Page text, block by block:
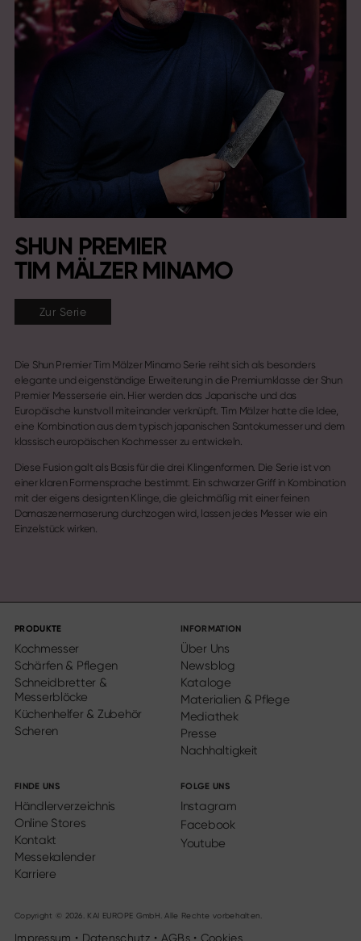
SHUN PREMIER
TIM MÄLZER MINAMO
Zur Serie
Die Shun Premier Tim Mälzer Minamo Serie reiht sich als besonders
elegante und eigenständige Erweiterung in die Premiumklasse der Shun
Premier Messerserie ein. Hier werden das Japanische und das
Europäische kunstvoll miteinander verknüpft. Tim Mälzer hatte die Idee,
eine Kombination aus dem typisch japanischen Santokumesser und dem
klassisch europäischen Kochmesser zu entwickeln.
Diese Fusion galt als Basis für die drei Klingenformen. Die Serie ist von
einer klaren Formensprache bestimmt. Ein schwarzer Griff in Kombination
mit der eigens designten Klinge, die gleichmäßig mit einer feinen
Damaszenermaserung durchzogen wird, lassen jedes Messer wie ein
Einzelstück wirken.
PRODUKTE
Kochmesser
Schärfen & Pflegen
Schneidbretter &
Messerblöcke
Küchenhelfer & Zubehör
Scheren
INFORMATION
Über Uns
Newsblog
Kataloge
Materialien & Pflege
Mediathek
Presse
Nachhaltigkeit
FINDE UNS
Händlerverzeichnis
Online Stores
Kontakt
Messekalender
Karriere
FOLGE UNS
Instagram
Facebook
Youtube
Copyright © 2026. KAI EUROPE GmbH. Alle Rechte vorbehalten.
Impressum • Datenschutz • AGBs• Cookies